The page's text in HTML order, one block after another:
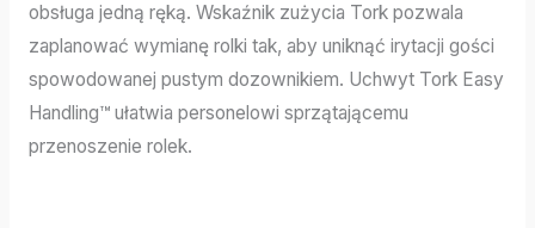
obsługa jedną ręką. Wskaźnik zużycia Tork pozwala
zaplanować wymianę rolki tak, aby uniknąć irytacji gości
spowodowanej pustym dozownikiem. Uchwyt Tork Easy
Handling™ ułatwia personelowi sprzątającemu
przenoszenie rolek.